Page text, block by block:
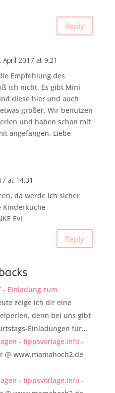
Reply
April 2017 at 9:21
Empfehlung des
ich nicht. Es gibt Mini
diese hier und auch
größer. Wir benutzen
und haben schon mit
angefangen. Liebe
at 14:01
da werde ich sicher
Kinderküche
Evi
Reply
- Einladung zum
zeige ich dir eine
denn bei uns gibt
Einladungen für…
- tippsvorlage.info-
@ www.mamahoch2.de
- tippsvorlage.info-